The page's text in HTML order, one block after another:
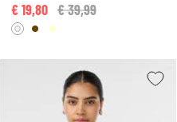
Price reduced from
€ 39,99
€ 19,80